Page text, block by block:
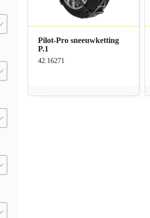
Pilot-Pro sneeuwketting
P.1
42.16271